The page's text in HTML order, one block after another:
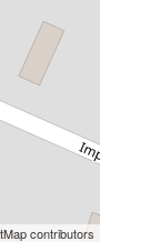
contributors